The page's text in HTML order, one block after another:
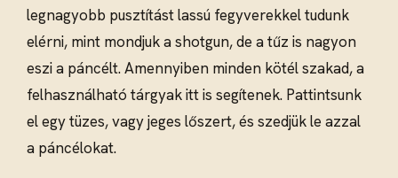
legnagyobb pusztítást lassú fegyverekkel tudunk
elérni, mint mondjuk a shotgun, de a tűz is nagyon
eszi a páncélt. Amennyiben minden kötél szakad, a
felhasználható tárgyak itt is segítenek. Pattintsunk
el egy tüzes, vagy jeges lőszert, és szedjük le azzal
a páncélokat.